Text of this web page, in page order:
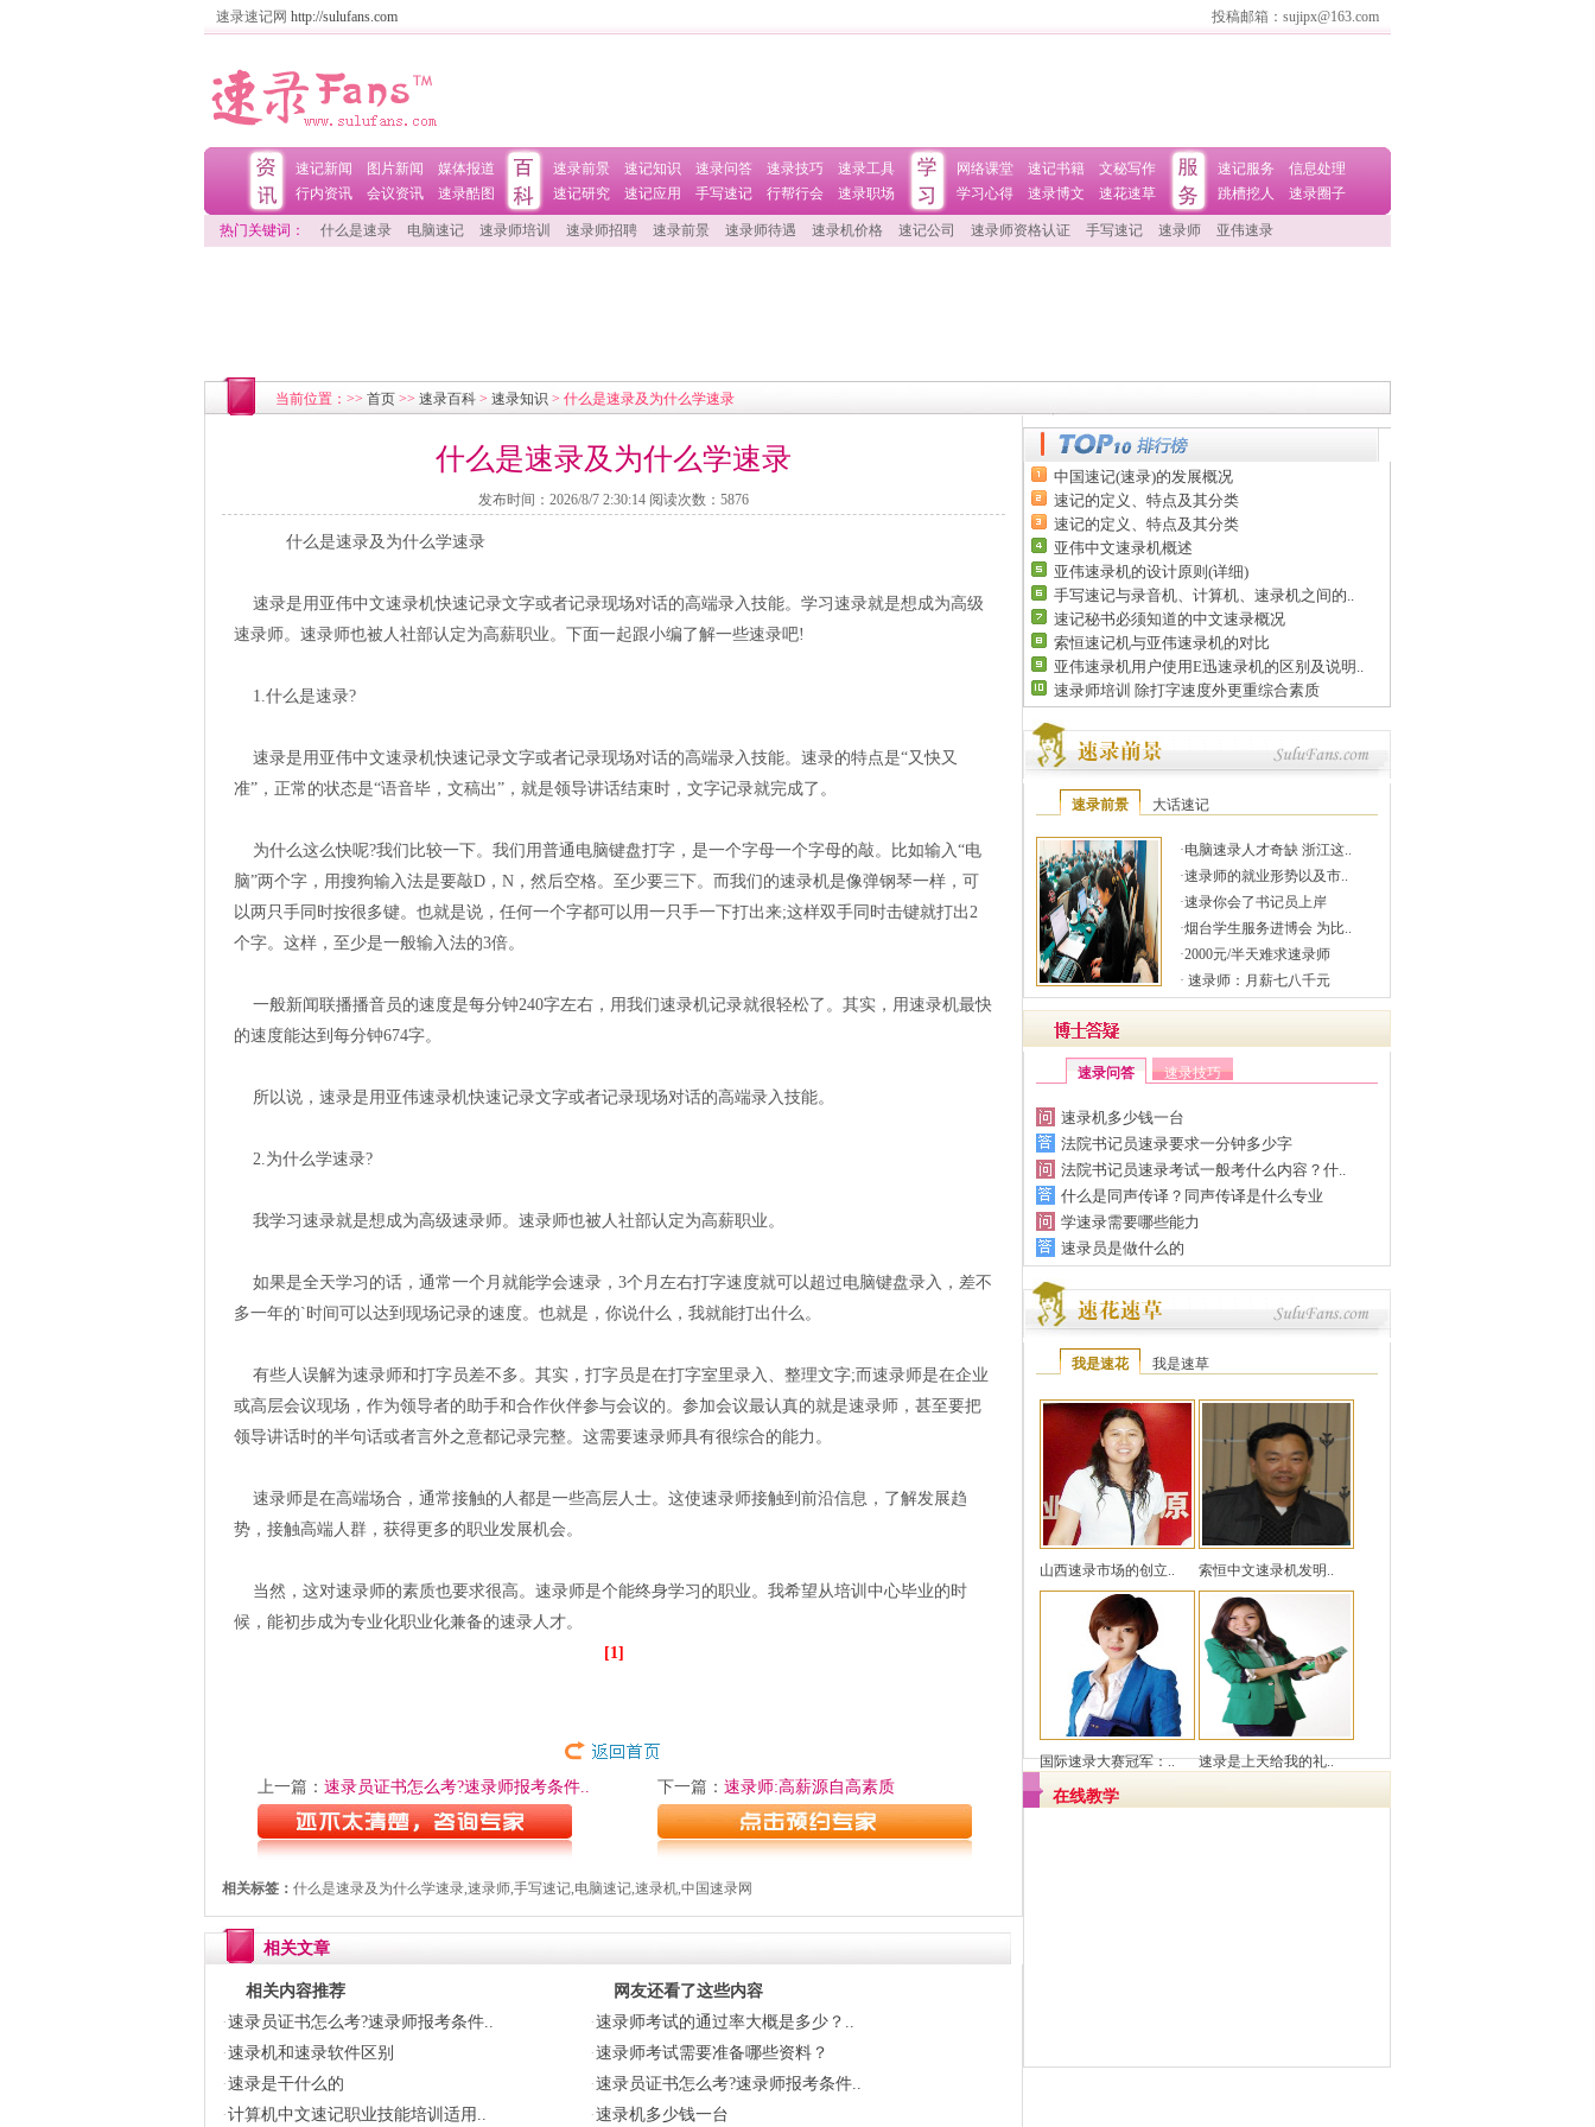
速录速记网 http://sulufans.com 投稿邮箱：sujipx@163.com
速记新闻 图片新闻
媒体报道
行内资讯
会议资讯 速录酷图
速录前景 速记知识 速录问答 速录技巧
速录工具
速记研究
速记应用 手写速记 行帮行会 速录职场
网络课堂 速记书籍
文秘写作
学习心得
速录博文 速花速草
速记服务
信息处理
跳槽挖人
速录圈子
热门关键词： 什么是速录 电脑速记 速录师培训 速录师招聘 速录前景 速录师待遇 速录机价格 速记公司 速录师资格认证 手写速记 速录师 亚伟速录
当前位置：>> 首页 >> 速录百科 > 速录知识 > 什么是速录及为什么学速录
什么是速录及为什么学速录
发布时间： 2026/8/7 2:30:14 阅读次数： 5876
什么是速录及为什么学速录
速录是用亚伟中文速录机快速记录文字或者记录现场对话的高端录入技能。学习速录就是想成为高级
速录师。速录师也被人社部认定为高薪职业。下面一起跟小编了解一些速录吧!
1.什么是速录?
速录是用亚伟中文速录机快速记录文字或者记录现场对话的高端录入技能。速录的特点是“又快又
准”，正常的状态是“语音毕，文稿出”，就是领导讲话结束时，文字记录就完成了。
为什么这么快呢?我们比较一下。我们用普通电脑键盘打字，是一个字母一个字母的敲。比如输入“电
脑”两个字，用搜狗输入法是要敲D，N，然后空格。至少要三下。而我们的速录机是像弹钢琴一样，可
以两只手同时按很多键。也就是说，任何一个字都可以用一只手一下打出来;这样双手同时击键就打出2
个字。这样，至少是一般输入法的3倍。
一般新闻联播播音员的速度是每分钟240字左右，用我们速录机记录就很轻松了。其实，用速录机最快
的速度能达到每分钟674字。
所以说，速录是用亚伟速录机快速记录文字或者记录现场对话的高端录入技能。
2.为什么学速录?
我学习速录就是想成为高级速录师。速录师也被人社部认定为高薪职业。
如果是全天学习的话，通常一个月就能学会速录，3个月左右打字速度就可以超过电脑键盘录入，差不
多一年的`时间可以达到现场记录的速度。也就是，你说什么，我就能打出什么。
有些人误解为速录师和打字员差不多。其实，打字员是在打字室里录入、整理文字;而速录师是在企业
或高层会议现场，作为领导者的助手和合作伙伴参与会议的。参加会议最认真的就是速录师，甚至要把
领导讲话时的半句话或者言外之意都记录完整。这需要速录师具有很综合的能力。
速录师是在高端场合，通常接触的人都是一些高层人士。这使速录师接触到前沿信息，了解发展趋
势，接触高端人群，获得更多的职业发展机会。
当然，这对速录师的素质也要求很高。速录师是个能终身学习的职业。我希望从培训中心毕业的时
候，能初步成为专业化职业化兼备的速录人才。
[1]
上一篇： 速录员证书怎么考?速录师报考条件.. 下一篇： 速录师:高薪源自高素质
相关标签： 什么是速录及为什么学速录,速录师,手写速记,电脑速记,速录机,中国速录网
相关文章
相关内容推荐
·速录员证书怎么考?速录师报考条件..
·速录机和速录软件区别
·速录是干什么的
·计算机中文速记职业技能培训适用..
网友还看了这些内容
·速录师考试的通过率大概是多少？..
·速录师考试需要准备哪些资料？
·速录员证书怎么考?速录师报考条件..
·速录机多少钱一台
中国速记(速录)的发展概况
速记的定义、特点及其分类
速记的定义、特点及其分类
亚伟中文速录机概述
亚伟速录机的设计原则(详细)
手写速记与录音机、计算机、速录机之间的..
速记秘书必须知道的中文速录概况
索恒速记机与亚伟速录机的对比
亚伟速录机用户使用E迅速录机的区别及说明..
速录师培训 除打字速度外更重综合素质
速录前景 大话速记
·电脑速录人才奇缺 浙江这..
·速录师的就业形势以及市..
·速录你会了书记员上岸
·烟台学生服务进博会 为比..
·2000元/半天难求速录师
· 速录师：月薪七八千元
速录问答 速录技巧
速录机多少钱一台
法院书记员速录要求一分钟多少字
法院书记员速录考试一般考什么内容？什..
什么是同声传译？同声传译是什么专业
学速录需要哪些能力
速录员是做什么的
我是速花 我是速草
山西速录市场的创立.. 索恒中文速录机发明..
国际速录大赛冠军：.. 速录是上天给我的礼..
在线教学